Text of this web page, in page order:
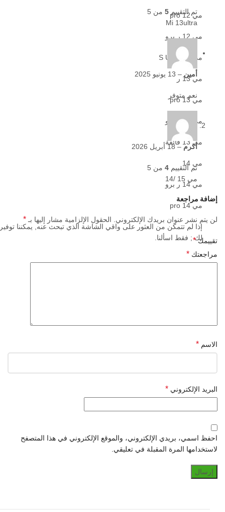
مي 12 pro
مي 12 ر برو
مي 12 S Ultra
مي 13 ر
مي 13 pro
مي 13 ر برو
مي 13 فائقة
مي 14
مي 14 ر برو
مي 14 pro
إذا لم تتمكن من العثور على واقي الشاشة الذي تبحث عنه, يمكننا
لك ; فقط اسألنا.
إذا لم تتمكن من العثور على واقي
تم التقييم 5 من 5
Mi 13ultra
أمين– 13 يونيو 2025
نعم متوفر
أكرم– 18 أبريل 2026
تم التقييم 4 من 5
مي 15 /14
إضافة مراجعة
لن يتم نشر عنوان بريدك الإلكتروني. الحقول الإلزامية مشار إليها بـ*
تقييمك*
مراجعتك *
الاسم *
البريد الإلكتروني *
احفظ اسمي، بريدي الإلكتروني، والموقع الإلكتروني في هذا المتصفح
لاستخدامها المرة المقبلة في تعليقي.